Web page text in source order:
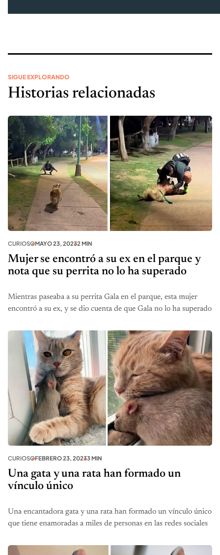
SIGUE EXPLORANDO
Historias relacionadas
CURIOSOMAYO 23, 20232 MIN
Mujer se encontró a su ex en el parque y
nota que su perrita no lo ha superado
Mientras paseaba a su perrita Gala en el parque, esta mujer
encontró a su ex, y se dio cuenta de que Gala no lo ha superado
CURIOSOFEBRERO 23, 20233 MIN
Una gata y una rata han formado un
vínculo único
Una encantadora gata y una rata han formado un vínculo único
que tiene enamoradas a miles de personas en las redes sociales